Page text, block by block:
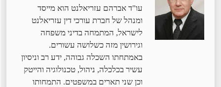
עו"ד אברהם עזריאלנט הוא מייסד
ומנהל של חברת עורכי דין עזריאלנט
לישראל, המתמחה בדיני משפחה
וגירושין מזה כשלושה עשורים.
באמתחתו השכלה גבוהה, ידע רב וניסיון
עשיר בכלכלה, ניהול, טכנולוגיה והייטק
וכן שני תארים במשפטים. התמחותו